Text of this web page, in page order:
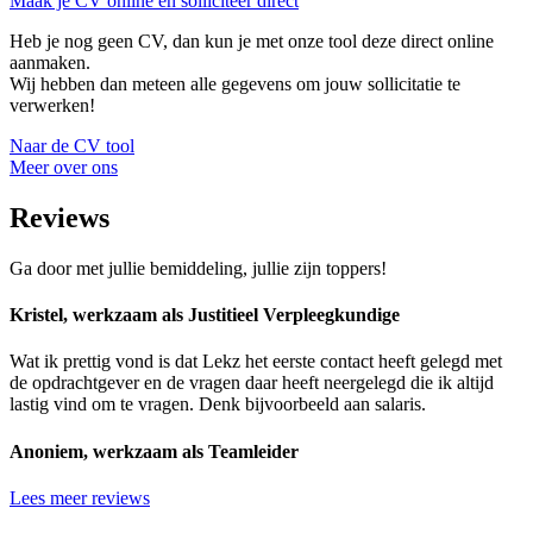
Heb je nog geen CV, dan kun je met onze tool deze direct online
aanmaken.
Wij hebben dan meteen alle gegevens om jouw sollicitatie te
verwerken!
Naar de CV tool
Meer over ons
Reviews
Ga door met jullie bemiddeling, jullie zijn toppers!
Kristel, werkzaam als Justitieel Verpleegkundige
Wat ik prettig vond is dat Lekz het eerste contact heeft gelegd met
de opdrachtgever en de vragen daar heeft neergelegd die ik altijd
lastig vind om te vragen. Denk bijvoorbeeld aan salaris.
Anoniem, werkzaam als Teamleider
Lees meer reviews